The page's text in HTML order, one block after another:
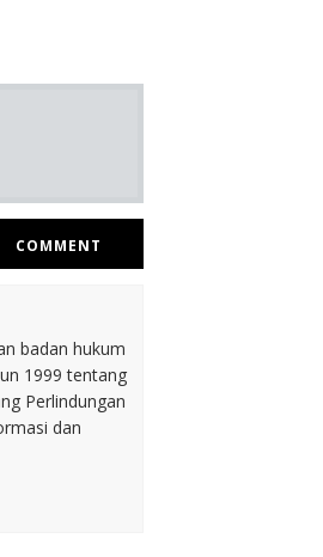
COMMENT
badan hukum
1999 tentang
Perlindungan
dan